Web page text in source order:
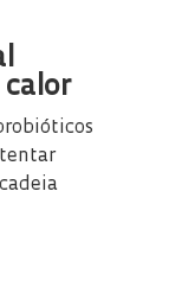
calor
tentar